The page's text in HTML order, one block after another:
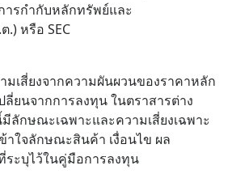
รกำกับหลักทรัพย์และ
หรือ SEC
มเสี่ยงจากความผันผวนของราคาหลัก
ยนจากการลงทุน ในตราสารต่าง
ลักษณะเฉพาะและความเสี่ยงเฉพาะ
าใจลักษณะสินค้า เงื่อนไข ผล
ระบุไว้ในคู่มือการลงทุน